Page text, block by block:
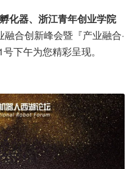
化器、浙江青年创业学院
合创新峰会暨『产业融合·
下午为您精彩呈现。